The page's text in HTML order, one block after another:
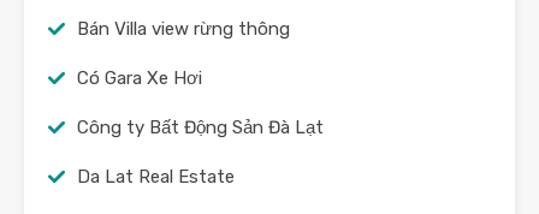
Bán Villa view rừng thông
Có Gara Xe Hơi
Công ty Bất Động Sản Đà Lạt
Da Lat Real Estate